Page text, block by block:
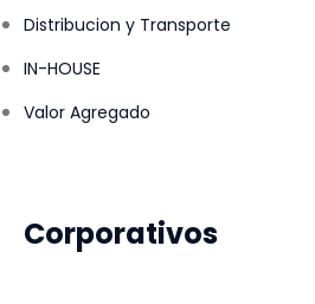
Distribucion y Transporte
IN-HOUSE
Valor Agregado
Corporativos